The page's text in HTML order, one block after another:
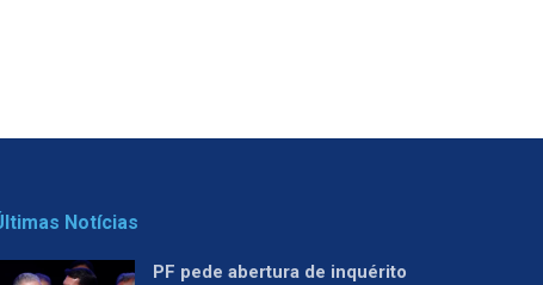
Notícias
PF pede abertura de inquérito